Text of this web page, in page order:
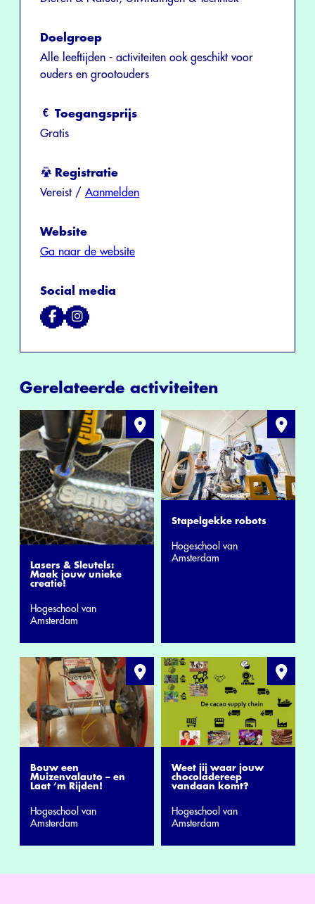
Doelgroep
Alle leeftijden - activiteiten ook geschikt voor
ouders en grootouders
Toegangsprijs
Gratis
Registratie
Vereist / Aanmelden
Website
Ga naar de website
Social media
Gerelateerde activiteiten
Lasers & Sleutels:
Maak jouw unieke
creatie!
Hogeschool van
Amsterdam
Stapelgekke robots
Hogeschool van
Amsterdam
Bouw een
Muizenvalauto – en
Laat ‘m Rijden!
Hogeschool van
Amsterdam
Weet jij waar jouw
chocoladereep
vandaan komt?
Hogeschool van
Amsterdam